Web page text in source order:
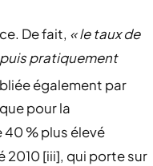
De fait, « le taux de
pratiquement
également par
pour la
40 % plus élevé
2010 [iii], qui porte sur